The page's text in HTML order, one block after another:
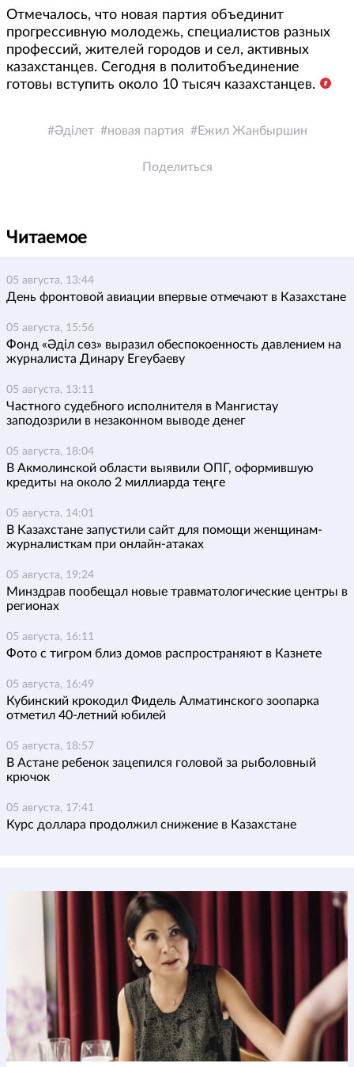
Отмечалось, что новая партия объединит
прогрессивную молодежь, специалистов разных
профессий, жителей городов и сел, активных
казахстанцев. Сегодня в политобъединение
готовы вступить около 10 тысяч казахстанцев.
Әділет новая партия Ежил Жанбыршин
Поделиться
Читаемое
05 августа, 13:44
День фронтовой авиации впервые отмечают в Казахстане
05 августа, 15:56
Фонд «Әділ сөз» выразил обеспокоенность давлением на
журналиста Динару Егеубаеву
05 августа, 13:11
Частного судебного исполнителя в Мангистау
заподозрили в незаконном выводе денег
05 августа, 18:04
В Акмолинской области выявили ОПГ, оформившую
кредиты на около 2 миллиарда теңге
05 августа, 14:01
В Казахстане запустили сайт для помощи женщинам-
журналисткам при онлайн-атаках
05 августа, 19:24
Минздрав пообещал новые травматологические центры в
регионах
05 августа, 16:11
Фото с тигром близ домов распространяют в Казнете
05 августа, 16:49
Кубинский крокодил Фидель Алматинского зоопарка
отметил 40-летний юбилей
05 августа, 18:57
В Астане ребенок зацепился головой за рыболовный
крючок
05 августа, 17:41
Курс доллара продолжил снижение в Казахстане